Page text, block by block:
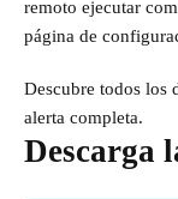
remoto ejecutar
página de
Descubre todos los
alerta completa.
Descarga